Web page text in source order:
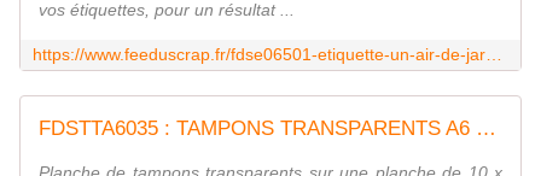
vos étiquettes, pour un résultat ...
FDSTTA6035 : TAMPONS TRANSPARENTS A6 LYS FEE DU SCRAP